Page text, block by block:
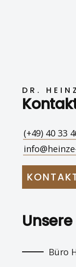
DR.
(+49) 40 33
Büro